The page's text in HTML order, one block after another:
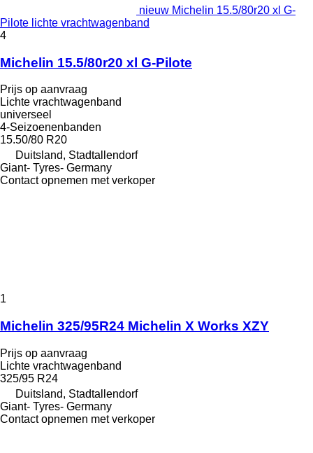
nieuw Michelin 15.5/80r20 xl G-
Pilote lichte vrachtwagenband
4
Michelin 15.5/80r20 xl G-Pilote
Prijs op aanvraag
Lichte vrachtwagenband
universeel
4-Seizoenenbanden
15.50/80 R20
Duitsland, Stadtallendorf
Giant- Tyres- Germany
Contact opnemen met verkoper
1
Michelin 325/95R24 Michelin X Works XZY
Prijs op aanvraag
Lichte vrachtwagenband
325/95 R24
Duitsland, Stadtallendorf
Giant- Tyres- Germany
Contact opnemen met verkoper